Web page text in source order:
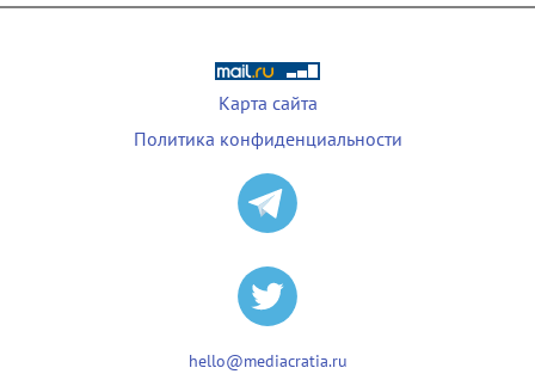
Карта сайта
Политика конфиденциальности
hello@mediacratia.ru